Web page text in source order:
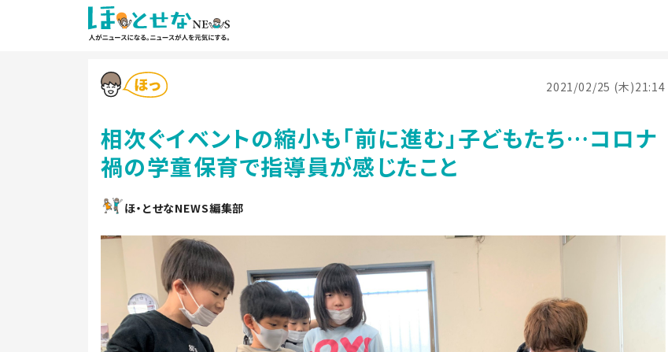
2021/02/25 (木)21:14
相次ぐイベントの縮小も「前に進む」子どもたち…コロナ
禍の学童保育で指導員が感じたこと
ほ・とせなNEWS編集部